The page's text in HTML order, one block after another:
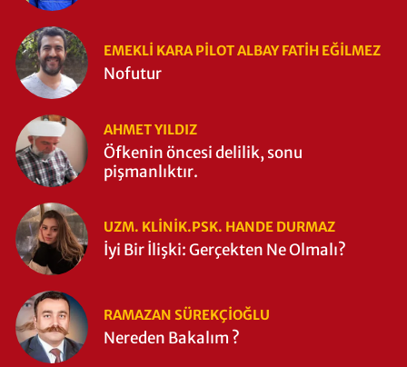
EMEKLI KARA PILOT ALBAY FATIH EĞİLMEZ
Nofutur
AHMET YILDIZ
Öfkenin öncesi delilik, sonu
pişmanlıktır.
UZM. KLINIK.PSK. HANDE DURMAZ
İyi Bir İlişki: Gerçekten Ne Olmalı?
RAMAZAN SÜREKÇIOĞLU
Nereden Bakalım ?